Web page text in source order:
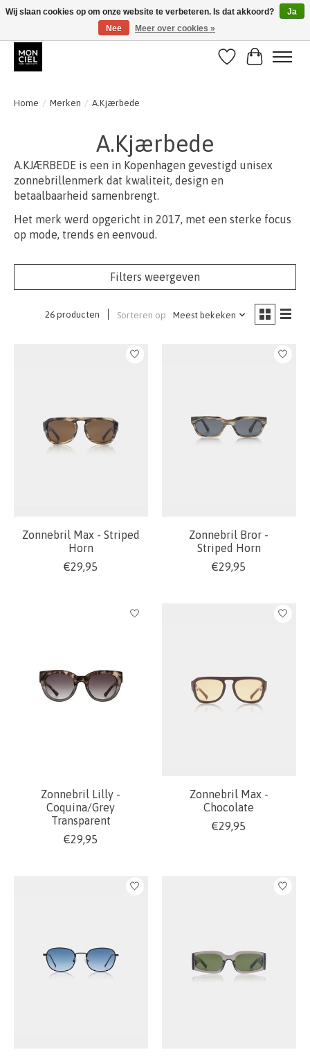
BE + NL : GRATIS VERZENDING van 31/07 t;e.m. 17/8
Verlanglijst
Home / Merken / A.Kjærbede
A.Kjærbede
A.KJÆRBEDE is een in Kopenhagen gevestigd unisex
zonnebrillenmerk dat kwaliteit, design en
betaalbaarheid samenbrengt.
Het merk werd opgericht in 2017, met een sterke focus
op mode, trends en eenvoud.
Filters weergeven
26 producten Sorteren op Meest bekeken
Zonnebril Max - Striped
Horn
€29,95
Zonnebril Bror -
Striped Horn
€29,95
Zonnebril Lilly -
Coquina/Grey
Transparent
€29,95
Zonnebril Max -
Chocolate
€29,95
Wij slaan cookies op om onze website te verbeteren. Is dat akkoord?
Ja
Nee
Meer over cookies »